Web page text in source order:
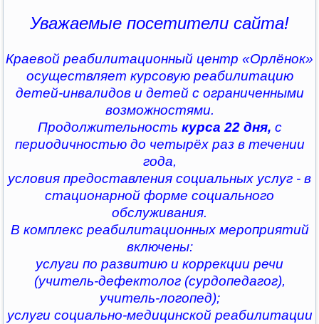
Уважаемые посетители сайта!
Краевой реабилитационный центр «Орлёнок»
осуществляет курсовую реабилитацию
детей-инвалидов и детей с ограниченными
возможностями.
Продолжительность курса 22 дня, с
периодичностью до четырёх раз в течении
года,
условия предоставления социальных услуг - в
стационарной форме социального
обслуживания.
В комплекс реабилитационных мероприятий
включены:
услуги по развитию и коррекции речи
(учитель-дефектолог (сурдопедагог),
учитель-логопед);
услуги социально-медицинской реабилитации